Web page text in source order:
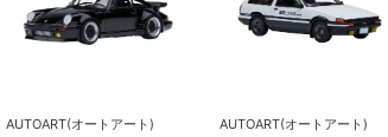
AUTOART(オートアート) AUTOART(オートアート)